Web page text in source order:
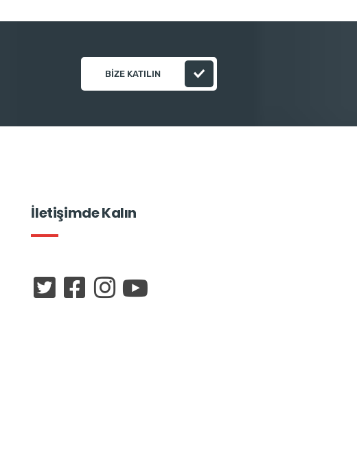
BIZE KATILIN
İletişimde Kalın